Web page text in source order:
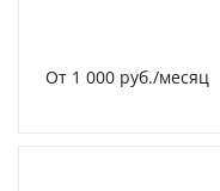
От 1 000 руб./месяц